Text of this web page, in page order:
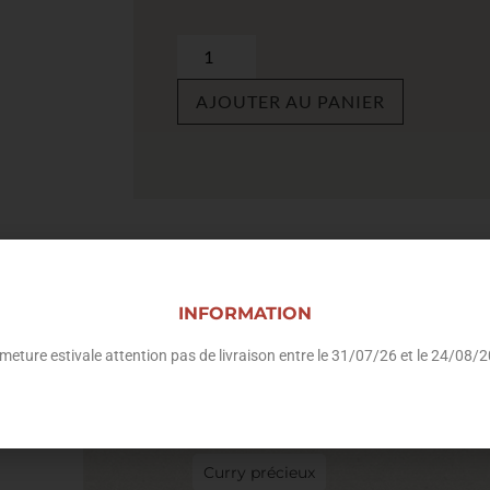
AJOUTER AU PANIER
Curry précieux
INFORMATION
estivale attention pas de livraison entre le 31/07/26 et le 24/08/